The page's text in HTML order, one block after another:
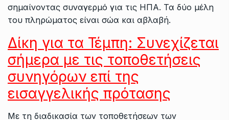
σημαίνοντας συναγερμό για τις ΗΠΑ. Τα δύο μέλη
του πληρώματος είναι σώα και αβλαβή.
Δίκη για τα Τέμπη: Συνεχίζεται
σήμερα με τις τοποθετήσεις
συνηγόρων επί της
εισαγγελικής πρότασης
Με τη διαδικασία των τοποθετήσεων των